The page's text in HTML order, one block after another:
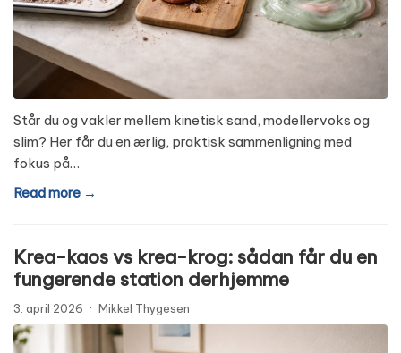
Står du og vakler mellem kinetisk sand, modellervoks og
slim? Her får du en ærlig, praktisk sammenligning med
fokus på…
Read more →
Krea-kaos vs krea-krog: sådan får du en
fungerende station derhjemme
3. april 2026 · Mikkel Thygesen